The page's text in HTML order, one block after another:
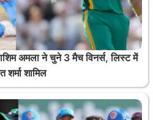
अमला ने चुने 3 मैच विनर्स, लिस्ट में
शर्मा शामिल